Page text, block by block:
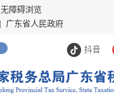
无障碍浏览
广东省人民政府
抖音